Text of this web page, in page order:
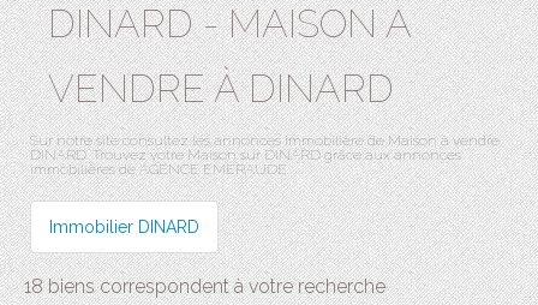
DINARD - MAISON A
VENDRE À DINARD
Sur notre site consultez les annonces immobilière de Maison à vendre
DINARD. Trouvez votre Maison sur DINARD grâce aux annonces
immobilières de AGENCE EMERAUDE.
Immobilier DINARD
18 biens correspondent à votre recherche